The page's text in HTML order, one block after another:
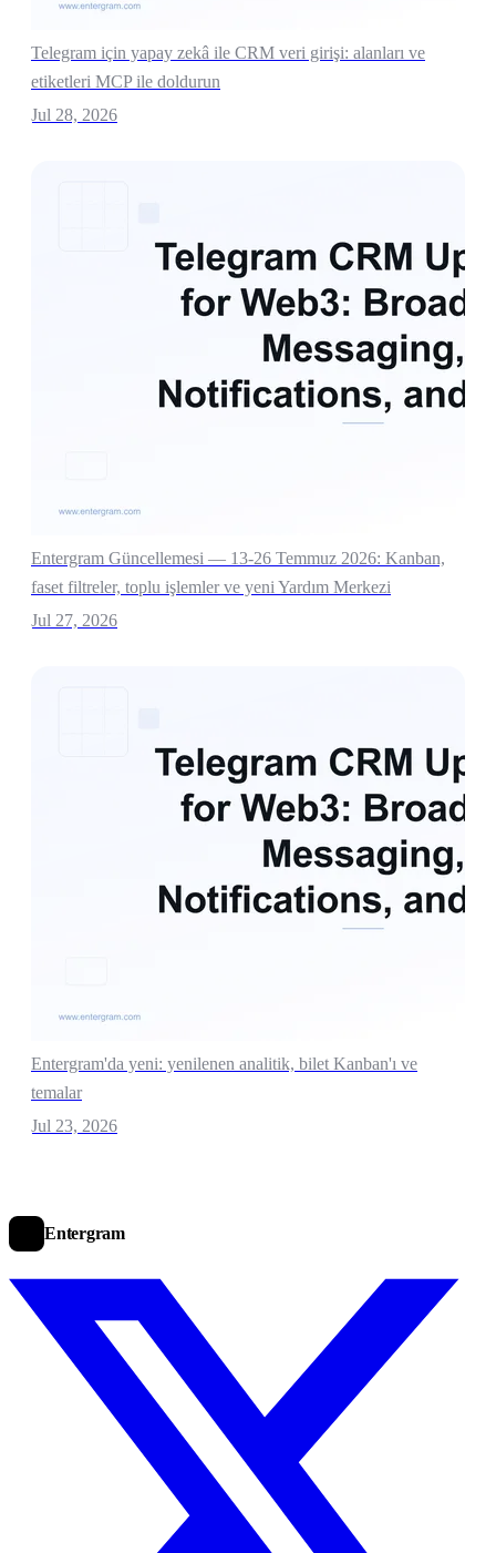
Telegram için yapay zekâ ile CRM veri girişi: alanları ve
etiketleri MCP ile doldurun
Jul 28, 2026
Entergram Güncellemesi — 13-26 Temmuz 2026: Kanban,
faset filtreler, toplu işlemler ve yeni Yardım Merkezi
Jul 27, 2026
Entergram'da yeni: yenilenen analitik, bilet Kanban'ı ve
temalar
Jul 23, 2026
Entergram